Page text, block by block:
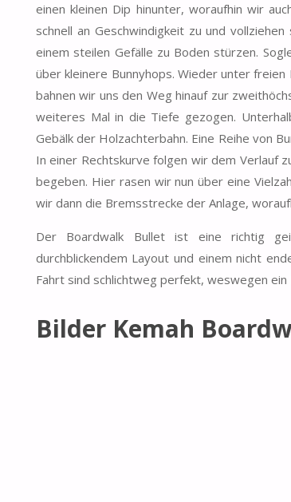
einen kleinen Dip hinunter, woraufhin wir
schnell an Geschwindigkeit zu und
einem steilen Gefälle zu Boden stürzen.
über kleinere Bunnyhops. Wieder unter
bahnen wir uns den Weg hinauf zur
weiteres Mal in die Tiefe gezogen.
Gebälk der Holzachterbahn. Eine Reihe von
In einer Rechtskurve folgen wir dem Verlauf
begeben. Hier rasen wir nun über eine
wir dann die Bremsstrecke der Anlage,
Der Boardwalk Bullet ist eine richtig
durchblickendem Layout und einem nicht
Fahrt sind schlichtweg perfekt, weswegen
Bilder Kemah